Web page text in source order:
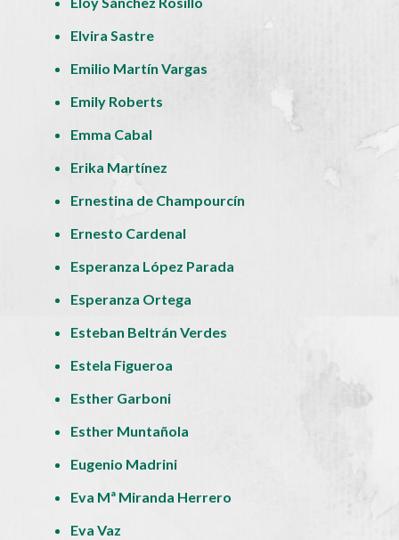
Elvira Sastre
Emilio Martín Vargas
Emily Roberts
Emma Cabal
Erika Martínez
Ernestina de Champourcín
Ernesto Cardenal
Esperanza López Parada
Esperanza Ortega
Esteban Beltrán Verdes
Estela Figueroa
Esther Garboni
Esther Muntañola
Eugenio Madrini
Eva Mª Miranda Herrero
Eva Vaz